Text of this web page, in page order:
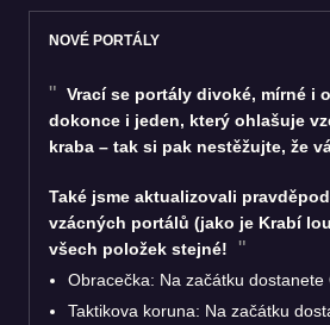
NOVÉ PORTÁLY
Vrací se portály divoké, mírné i
dokonce i jeden, který ohlašuje
kraba – tak si pak nestěžujte, že
Také jsme aktualizovali
vzácných portálů (jako je Krabí
všech položek stejné!
Obracečka: Na začátku dostanete
Taktikova koruna: Na začátku